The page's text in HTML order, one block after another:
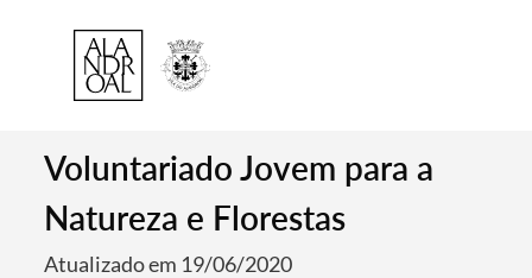
Voluntariado Jovem para a
Natureza e Florestas
Atualizado em 19/06/2020